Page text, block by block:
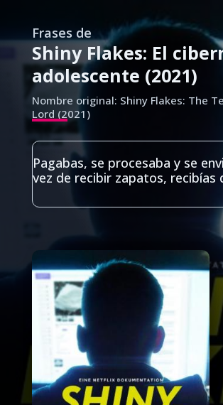
Frases de
Shiny Flakes: El
adolescente (2021)
Nombre original: Shiny Flakes: The
Lord (2021)
Pagabas, se procesaba y se
vez de recibir zapatos, recibías